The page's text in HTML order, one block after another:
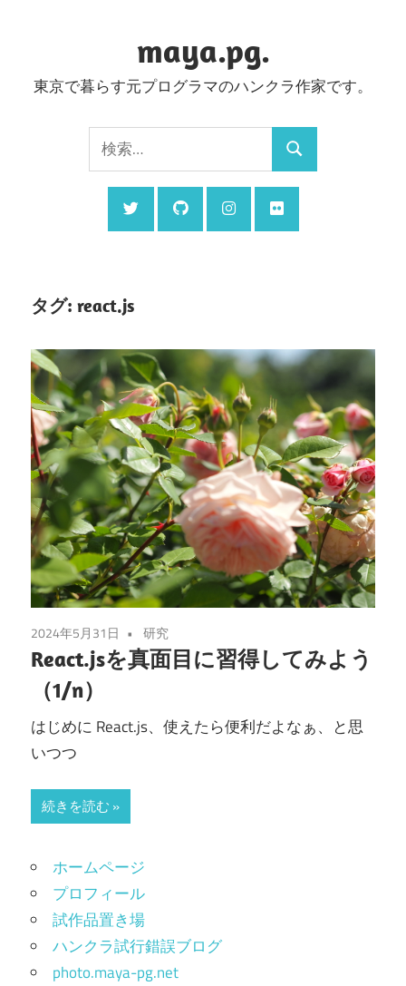
ン
maya.pg.
東京で暮らす元プログラマのハンクラ作家です。
索:
検
索
タグ: react.js
2024年5月31日 研究
React.jsを真面目に習得してみよう
（1/n）
はじめに React.js、使えたら便利だよなぁ、と思
いつつ
続きを読む
ホームページ
プロフィール
試作品置き場
ハンクラ試行錯誤ブログ
photo.maya-pg.net